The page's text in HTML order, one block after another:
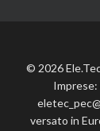
© 2026
Imprese:
versato in